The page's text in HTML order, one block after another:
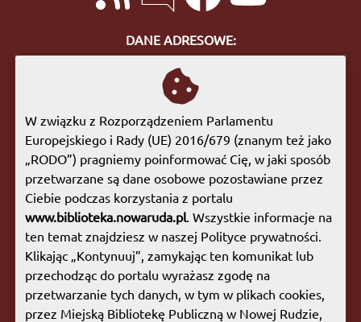
DANE ADRESOWE:
ul. Bohaterów Getta 10
57-400 Nowa Ruda
biuro@biblioteka.nowaruda.pl
GODZINY OTWARCIA:
Poniedziałek:
09:00 - 17:00
Wtorek:
09:00 - 17:00
Środa:
09:00 - 17:00
Czwartek:
08:00 - 15:30
Piątek:
09:00 - 17:00
Sobota:
08:00 - 13:00
W związku z Rozporządzeniem Parlamentu
Europejskiego i Rady (UE) 2016/679 (znanym też jako
„RODO”) pragniemy poinformować Cię, w jaki sposób
przetwarzane są dane osobowe pozostawiane przez
Ciebie podczas korzystania z portalu
www.biblioteka.nowaruda.pl. Wszystkie informacje na
ten temat znajdziesz w naszej Polityce prywatności.
Klikając „Kontynuuj”, zamykając ten komunikat lub
przechodząc do portalu wyrażasz zgodę na
przetwarzanie tych danych, w tym w plikach cookies,
przez Miejską Bibliotekę Publiczną w Nowej Rudzie,